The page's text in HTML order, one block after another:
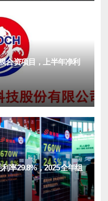
合资项目，上半年净利
率29.8%，2025全年组